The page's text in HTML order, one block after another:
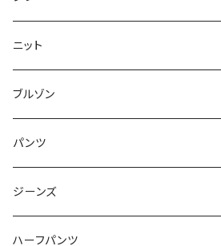
50/XL～
48/L
50/XL～
46/M
48/L
50/XL～
～44/S
46/M
48/L
50/XL～
ニット
～44/S
46/M
48/L
50/XL～
ブルゾン
～44/S
46/M
48/L
パンツ
～44/S
46/M
ジーンズ
～44/S
ハーフパンツ